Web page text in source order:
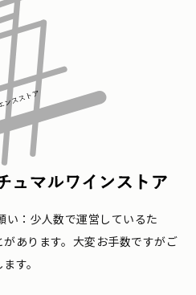
い：少人数で運営しているた
あります。大変お手数ですがご
す。